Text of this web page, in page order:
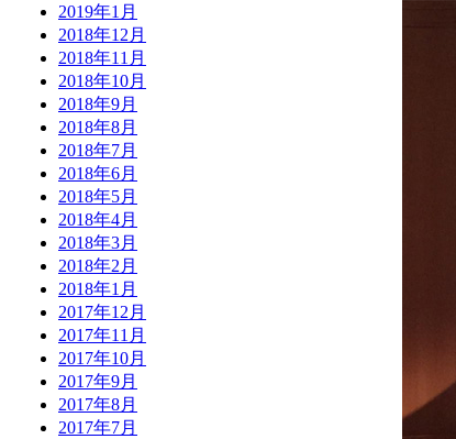
2019年1月
2018年12月
2018年11月
2018年10月
2018年9月
2018年8月
2018年7月
2018年6月
2018年5月
2018年4月
2018年3月
2018年2月
2018年1月
2017年12月
2017年11月
2017年10月
2017年9月
2017年8月
2017年7月